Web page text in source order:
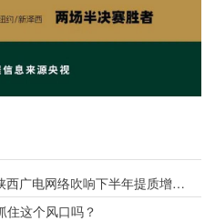
电网络吹响下半年提质增效冲锋号
住这个风口吗？